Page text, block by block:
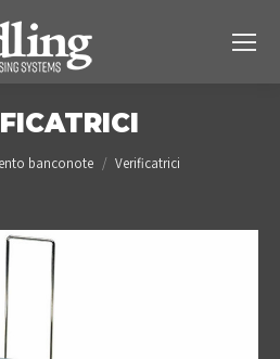
banconote Verificatrici